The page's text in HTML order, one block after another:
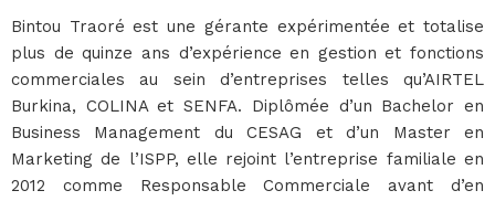
Bintou Traoré est une gérante expérimentée et totalise
plus de quinze ans d’expérience en gestion et fonctions
commerciales au sein d’entreprises telles qu’AIRTEL
Burkina, COLINA et SENFA. Diplômée d’un Bachelor en
Business Management du CESAG et d’un Master en
Marketing de l’ISPP, elle rejoint l’entreprise familiale en
2012 comme Responsable Commerciale avant d’en